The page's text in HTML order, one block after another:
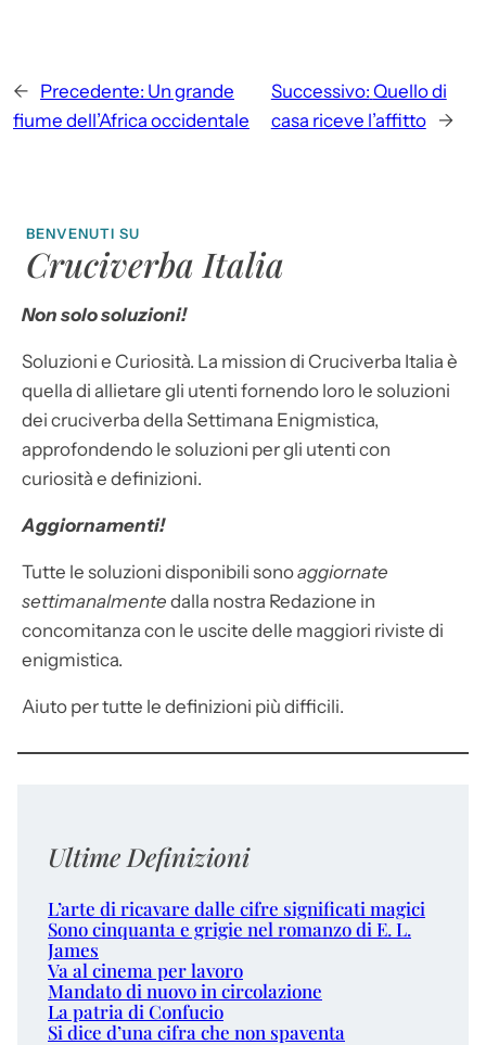
← Precedente: Un grande
fiume dell’Africa occidentale
Successivo: Quello di
casa riceve l’affitto
→
BENVENUTI SU
Cruciverba Italia
Non solo soluzioni!
Soluzioni e Curiosità. La mission di Cruciverba Italia è
quella di allietare gli utenti fornendo loro le soluzioni
dei cruciverba della Settimana Enigmistica,
approfondendo le soluzioni per gli utenti con
curiosità e definizioni.
Aggiornamenti!
Tutte le soluzioni disponibili sonoaggiornate
settimanalmente dalla nostra Redazione in
concomitanza con le uscite delle maggiori riviste di
enigmistica.
Aiuto per tutte le definizioni più difficili.
Ultime Definizioni
L’arte di ricavare dalle cifre significati magici
Sono cinquanta e grigie nel romanzo di E. L.
James
Va al cinema per lavoro
Mandato di nuovo in circolazione
La patria di Confucio
Si dice d’una cifra che non spaventa